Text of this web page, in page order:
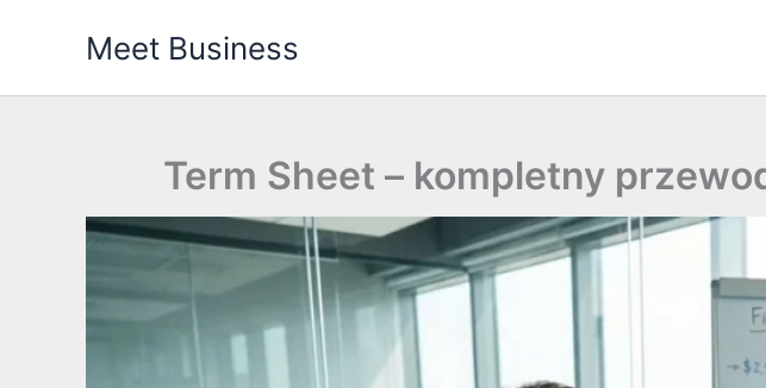
Meet Business
Term Sheet – kompletny